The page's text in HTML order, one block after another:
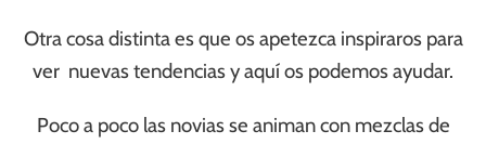
Otra cosa distinta es que os apetezca inspiraros para
ver nuevas tendencias y aquí os podemos ayudar.
Poco a poco las novias se animan con mezclas de